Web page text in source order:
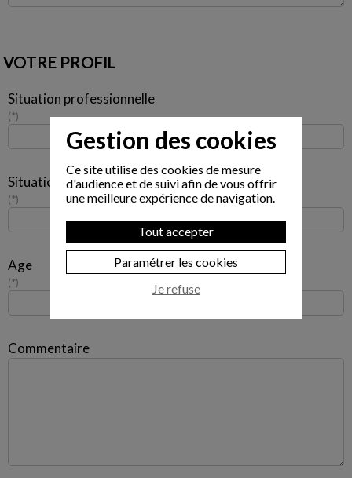
VOTRE PROFIL
Situation professionnelle
*
Situation familiale
*
Age
*
Commentaire
Gestion des cookies
Ce site utilise des cookies de mesure
d'audience et de suivi afin de vous offrir
une meilleure expérience de navigation.
Tout accepter
Paramétrer les cookies
Je refuse